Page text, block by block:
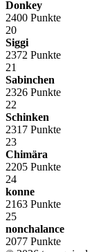
Donkey
2400 Punkte
20
Siggi
2372 Punkte
21
Sabinchen
2326 Punkte
22
Schinken
2317 Punkte
23
Chimära
2205 Punkte
24
konne
2163 Punkte
25
nonchalance
2077 Punkte